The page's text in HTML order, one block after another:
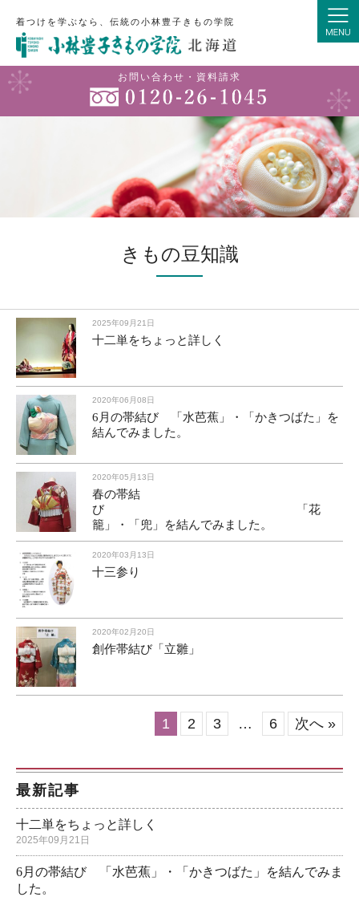
着つけを学ぶなら、伝統の小林豊子きもの学院
お問い合わせ・資料請求
きもの豆知識
2025年09月21日
十二単をちょっと詳しく
2020年06月08日
6月の帯結び 「水芭蕉」・「かきつばた」を
結んでみました。
2020年05月13日
春の帯結
び 「花
籠」・「兜」を結んでみました。
2020年03月13日
十三参り
2020年02月20日
創作帯結び「立雛」
1 2 3 … 6 次へ »
最新記事
十二単をちょっと詳しく
2025年09月21日
6月の帯結び 「水芭蕉」・「かきつばた」を結んでみま
した。